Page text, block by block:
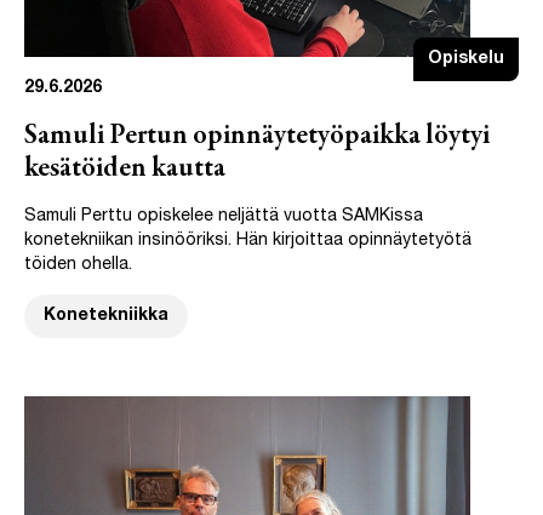
Opiskelu
29.6.2026
Samuli Pertun opinnäytetyöpaikka löytyi
kesätöiden kautta
Samuli Perttu opiskelee neljättä vuotta SAMKissa
konetekniikan insinööriksi. Hän kirjoittaa opinnäytetyötä
töiden ohella.
Konetekniikka